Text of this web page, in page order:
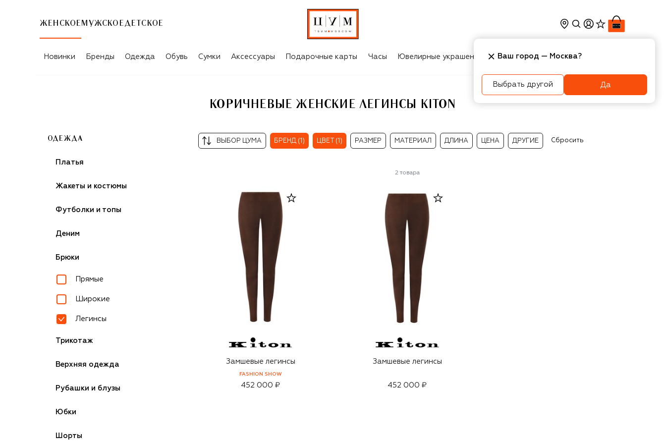
ЖЕНСКОЕ МУЖСКОЕ ДЕТСКОЕ
КОРИЧНЕВЫЕ ЖЕНСКИЕ ЛЕГИНСЫ KITON
Новинки Бренды Одежда Обувь Сумки Аксессуары Подарочные карты Часы Ювелирные украшения Косметика Интерьер
КОРИЧНЕВЫЕ ЖЕНСКИЕ ЛЕГИНСЫ KITON
ОДЕЖДА
Платья
Жакеты и костюмы
Футболки и топы
Деним
Брюки
Прямые
Широкие
Легинсы
Трикотаж
Верхняя одежда
Рубашки и блузы
Юбки
Шорты
ВЫБОР ЦУМА БРЕНД (1) ЦВЕТ (1) РАЗМЕР МАТЕРИАЛ ДЛИНА ЦЕНА ДРУГИЕ Сбросить
2 товара
Замшевые легинсы
FASHION SHOW
452 000 ₽
Замшевые легинсы
452 000 ₽
Ваш город — Москва?
Выбрать другой Да